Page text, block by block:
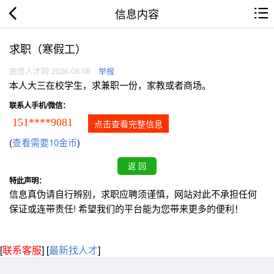
信息内容
求职（寒假工）
曲周人才网 2026.08.08 举报
本人大三在校学生，求兼职一份，家教或者商场。
联系人手机/微信：
151****9081 点击查看完整信息
(查看需要10金币)
特此声明：
信息真伪请自行辨别，求职应聘须谨慎，网站对此不承担任何
保证或连带责任! 希望我们的平台能为您带来更多的便利！
[联系客服] [最新找人才]